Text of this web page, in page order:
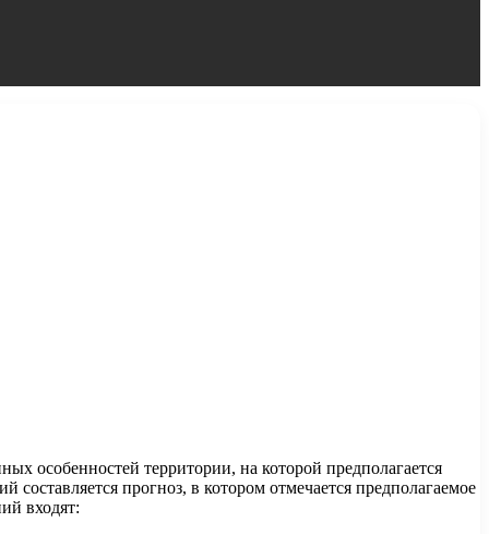
особенностей территории, на которой предполагается
составляется прогноз, в котором отмечается предполагаемое
входят: